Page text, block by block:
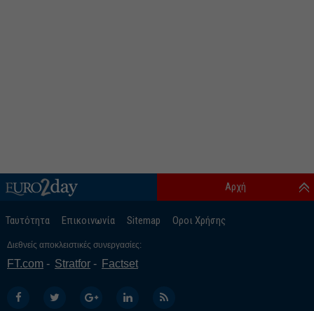
Ταυτότητα Επικοινωνία Sitemap Οροι Χρήσης
Αρχή
Διεθνείς αποκλειστικές συνεργασίες:
FT.com Stratfor Factset